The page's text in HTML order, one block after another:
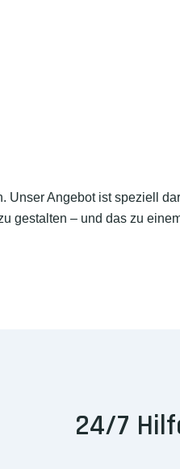
Unser Angebot ist speziell
gestalten – und das zu
24/7